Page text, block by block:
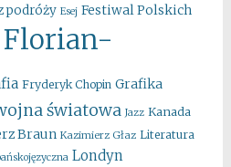
podróży Esej Festiwal Polskich
Florian-
Fryderyk Chopin Grafika
światowa Jazz Kanada
Braun Kazimierz Głaz Literatura
Londyn